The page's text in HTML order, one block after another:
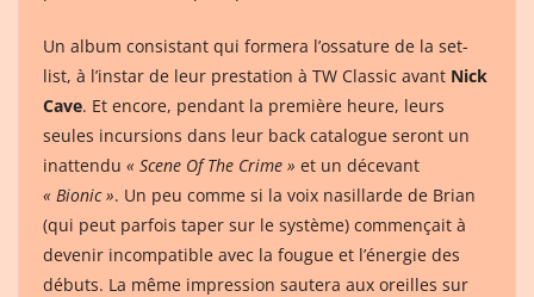
Un album consistant qui formera l’ossature de la set-
list, à l’instar de leur prestation à TW Classic avant Nick
Cave. Et encore, pendant la première heure, leurs
seules incursions dans leur back catalogue seront un
inattendu « Scene Of The Crime » et un décevant
« Bionic ». Un peu comme si la voix nasillarde de Brian
(qui peut parfois taper sur le système) commençait à
devenir incompatible avec la fougue et l’énergie des
débuts. La même impression sautera aux oreilles sur